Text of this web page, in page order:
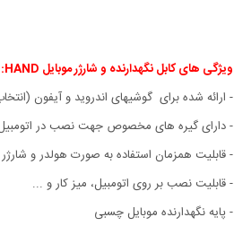
ویژگی هایکابل نگهدارنده و شارژر موبایل HAND:
- ارائه شده برای گوشیهای اندروید و آیفون
- دارای گیره های مخصوص جهت نصب در
- قابلیت همزمان استفاده به صورت هولدر و شارژر
- قابلیت نصب بر روی اتومبیل، میز کار و ...
- پایه نگهدارنده موبایل چسبی